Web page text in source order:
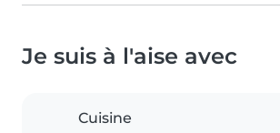
Je suis à l'aise avec
Cuisine